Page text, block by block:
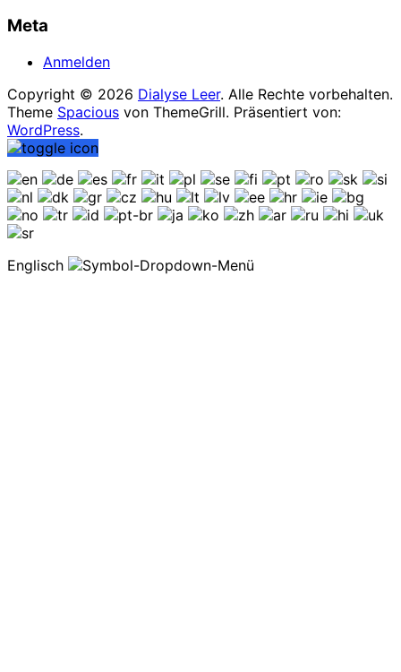
Meta
Anmelden
Copyright © 2026 Dialyse Leer. Alle Rechte vorbehalten.
Theme Spacious von ThemeGrill. Präsentiert von:
WordPress.
Englisch